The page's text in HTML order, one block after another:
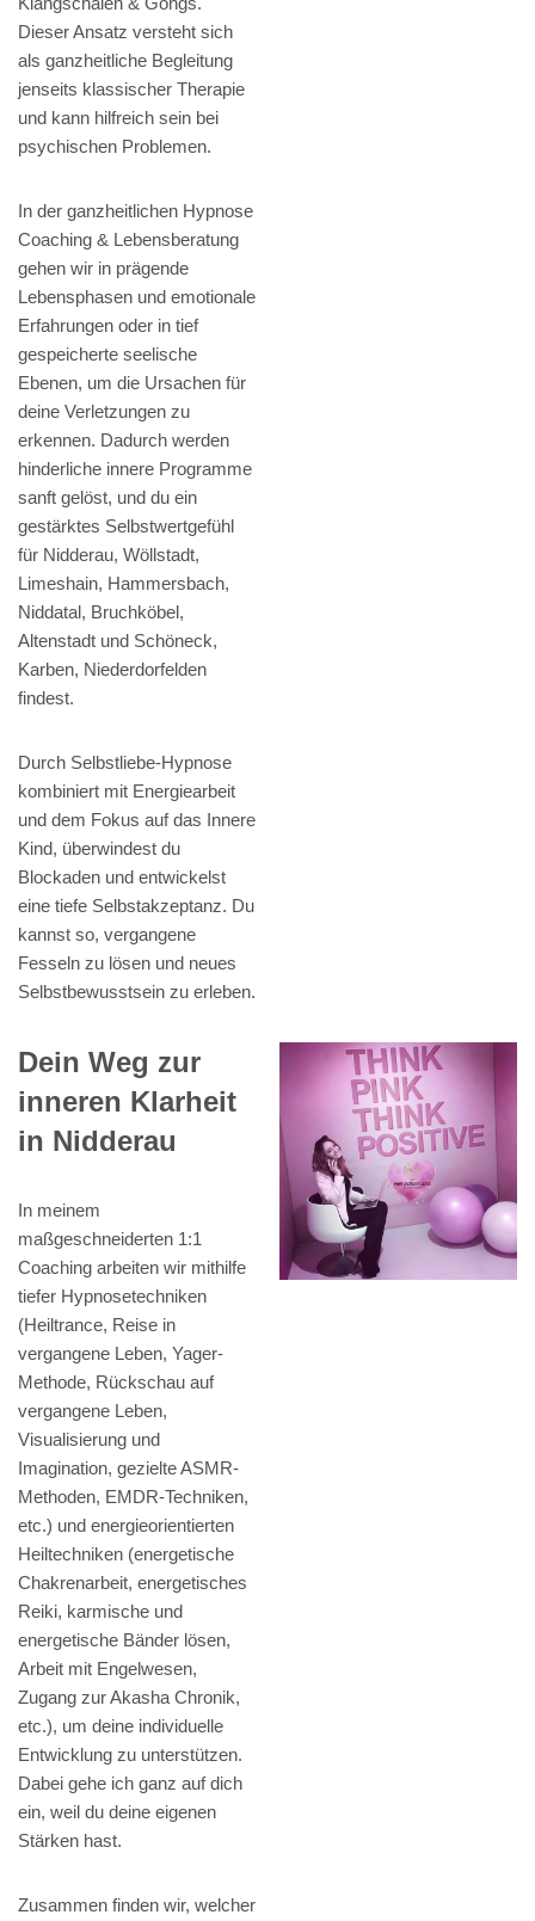
Dieser Ansatz versteht sich
als ganzheitliche Begleitung
jenseits klassischer Therapie
und kann hilfreich sein bei
psychischen Problemen.
In der ganzheitlichen Hypnose
Coaching & Lebensberatung
gehen wir in prägende
Lebensphasen und emotionale
Erfahrungen oder in tief
gespeicherte seelische
Ebenen, um die Ursachen für
deine Verletzungen zu
erkennen. Dadurch werden
hinderliche innere Programme
sanft gelöst, und du ein
gestärktes Selbstwertgefühl
für Nidderau, Wöllstadt,
Limeshain, Hammersbach,
Niddatal, Bruchköbel,
Altenstadt und Schöneck,
Karben, Niederdorfelden
findest.
Durch Selbstliebe-Hypnose
kombiniert mit Energiearbeit
und dem Fokus auf das Innere
Kind, überwindest du
Blockaden und entwickelst
eine tiefe Selbstakzeptanz. Du
kannst so, vergangene
Fesseln zu lösen und neues
Selbstbewusstsein zu erleben.
Dein Weg zur
inneren Klarheit
in Nidderau
In meinem
maßgeschneiderten 1:1
Coaching arbeiten wir mithilfe
tiefer Hypnosetechniken
(Heiltrance, Reise in
vergangene Leben, Yager-
Methode, Rückschau auf
vergangene Leben,
Visualisierung und
Imagination, gezielte ASMR-
Methoden, EMDR-Techniken,
etc.) und energieorientierten
Heiltechniken (energetische
Chakrenarbeit, energetisches
Reiki, karmische und
energetische Bänder lösen,
Arbeit mit Engelwesen,
Zugang zur Akasha Chronik,
etc.), um deine individuelle
Entwicklung zu unterstützen.
Dabei gehe ich ganz auf dich
ein, weil du deine eigenen
Stärken hast.
Zusammen finden wir, welcher